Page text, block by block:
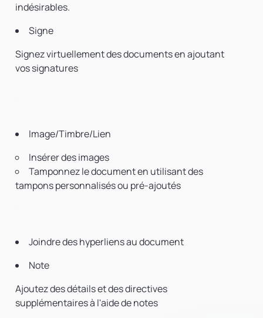
indésirables.
Signe
Signez virtuellement des documents en ajoutant
vos signatures
Image/Timbre/Lien
Insérer des images
Tamponnez le document en utilisant des
tampons personnalisés ou pré-ajoutés
Joindre des hyperliens au document
Note
Ajoutez des détails et des directives
supplémentaires à l'aide de notes